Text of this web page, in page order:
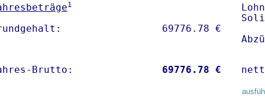
1
Brutto: 69776.78 €